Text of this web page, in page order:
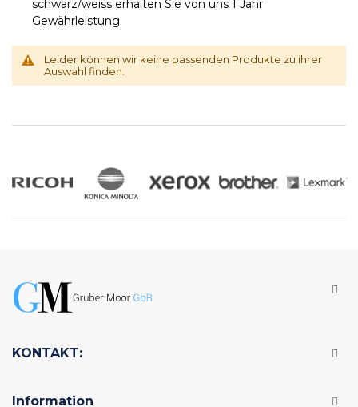
schwarz/weiss erhalten Sie von uns 1 Jahr
Gewährleistung.
Leider können wir keine passenden Produkte zu ihrer
Auswahl finden.
KONTAKT:
Information